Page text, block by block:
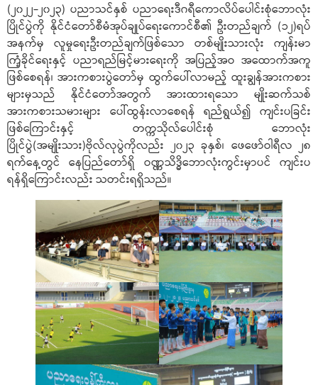
(၂၀၂၂-၂၀၂၃) ပညာသင်နှစ် ပညာရေးဒီဂရီကောလိပ်ပေါင်းစုံဘောလုံး
ပြိုင်ပွဲကို နိုင်ငံတော်စီမံအုပ်ချုပ်ရေးကောင်စီ၏ ဦးတည်ချက် (၁၂)ရပ်
အနက်မှ လူမှုရေးဦးတည်ချက်ဖြစ်သော တစ်မျိုးသားလုံး ကျန်းမာ
ကြံ့ခိုင်ရေးနှင့် ပညာရည်မြင့်မားရေးကို အပြည့်အဝ အထောက်အကူ
ဖြစ်စေရန်၊ အားကစားပွဲတော်မှ ထွက်ပေါ်လာမည့် ထူးချွန်အားကစား
များမှသည် နိုင်ငံတော်အတွက် အားထားရသော မျိုးဆက်သစ်
အားကစားသမားများ ပေါ်ထွန်းလာစေရန် ရည်ရွယ်၍ ကျင်းပခြင်း
ဖြစ်ကြောင်းနှင့် တက္ကသိုလ်ပေါင်းစုံ ဘောလုံး
ပြိုင်ပွဲ(အမျိုးသား)ဗိုလ်လုပွဲကိုလည်း ၂၀၂၃ ခုနှစ်၊ ဖေဖော်ဝါရီလ ၂၈
ရက်နေ့တွင် နေပြည်တော်ရှိ ဝဏ္ဏသိဒ္ဓိဘောလုံးကွင်းမှာပင် ကျင်းပ
ရန်ရှိကြောင်းလည်း သတင်းရရှိသည်။